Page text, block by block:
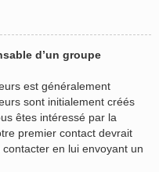
d’un groupe
est généralement
sont initialement créés
êtes intéressé par la
premier contact devrait
en lui envoyant un